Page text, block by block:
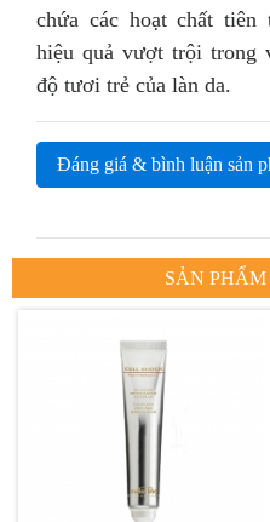
chứa các hoạt chất tiên
hiệu quả vượt trội trong
độ tươi trẻ của làn da.
Đáng giá & bình luận sản
SẢN